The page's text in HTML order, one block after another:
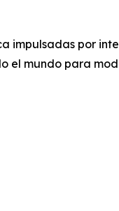
impulsadas por
el mundo para